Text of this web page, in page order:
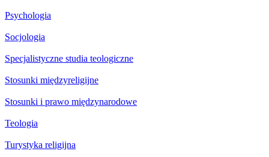
Psychologia
Socjologia
Specjalistyczne studia teologiczne
Stosunki międzyreligijne
Stosunki i prawo międzynarodowe
Teologia
Turystyka religijna